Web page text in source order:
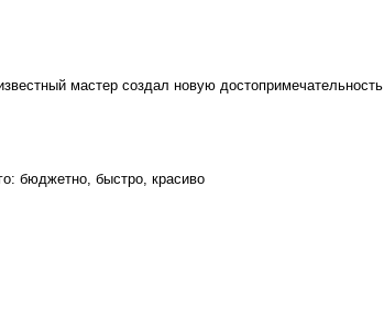
мастер создал новую достопримечательность
бюджетно, быстро, красиво